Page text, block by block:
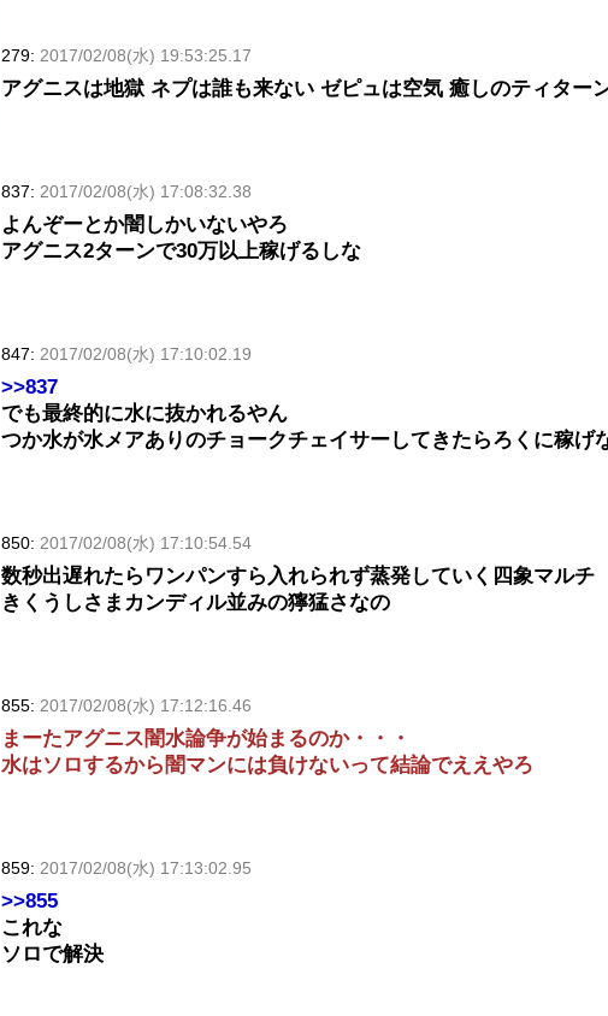
279: 2017/02/08(水) 19:53:25.17
アグニスは地獄 ネプは誰も来ない ゼピュは空気 癒しのティター
837: 2017/02/08(水) 17:08:32.38
よんぞーとか闇しかいないやろ
アグニス2ターンで30万以上稼げるしな
847: 2017/02/08(水) 17:10:02.19
>>837
でも最終的に水に抜かれるやん
つか水が水メアありのチョークチェイサーしてきたらろくに稼げ
850: 2017/02/08(水) 17:10:54.54
数秒出遅れたらワンパンすら入れられず蒸発していく四象マルチ
きくうしさまカンディル並みの獰猛さなの
855: 2017/02/08(水) 17:12:16.46
まーたアグニス闇水論争が始まるのか・・・
水はソロするから闇マンには負けないって結論でええやろ
859: 2017/02/08(水) 17:13:02.95
>>855
これな
ソロで解決